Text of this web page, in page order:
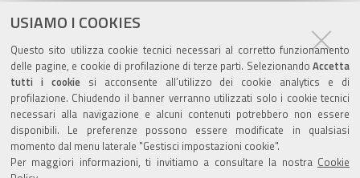
USIAMO I COOKIES
Questo sito utilizza cookie tecnici necessari al corretto funzionamento
delle pagine, e cookie di profilazione di terze parti. Selezionando Accetta
tutti i cookiesi acconsente all’utilizzo dei cookie analytics e di
profilazione. Chiudendo il banner verranno utilizzati solo i cookie tecnici
necessari alla navigazione e alcuni contenuti potrebbero non essere
disponibili. Le preferenze possono essere modificate in qualsiasi
momento dal menu laterale "Gestisci impostazioni cookie".
Per maggiori informazioni, ti invitiamo a consultare la nostra Cookie
Azioni
sul
documento
ultima modifica 14/09/2023
Valuta questo sito